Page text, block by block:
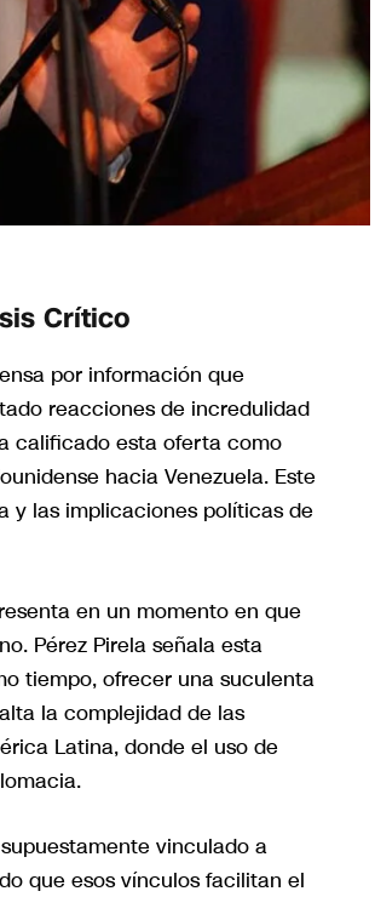
Crítico
por información que
reacciones de incredulidad
calificado esta oferta como
hacia Venezuela. Este
y las implicaciones políticas de
en un momento en que
Pérez Pirela señala esta
tiempo, ofrecer una suculenta
la complejidad de las
Latina, donde el uso de
vinculado a
que esos vínculos facilitan el